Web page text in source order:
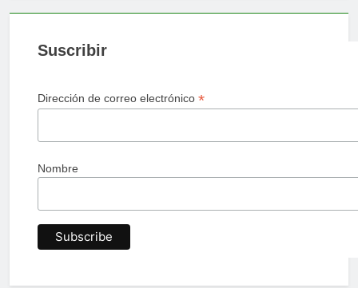
Suscribir
Dirección de correo electrónico *
Nombre